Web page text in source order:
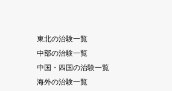
東北の治験一覧
中部の治験一覧
中国・四国の治験一覧
海外の治験一覧